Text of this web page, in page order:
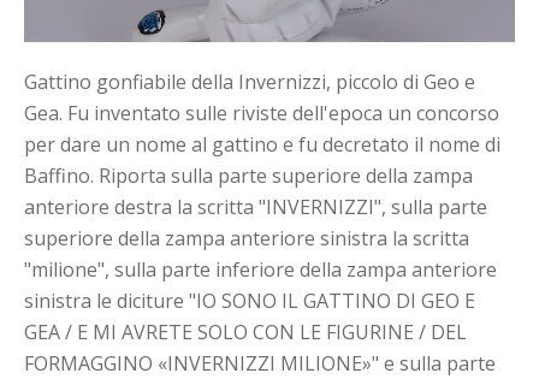
Gattino gonfiabile della Invernizzi, piccolo di Geo e
Gea. Fu inventato sulle riviste dell'epoca un concorso
per dare un nome al gattino e fu decretato il nome di
Baffino. Riporta sulla parte superiore della zampa
anteriore destra la scritta "INVERNIZZI", sulla parte
superiore della zampa anteriore sinistra la scritta
"milione", sulla parte inferiore della zampa anteriore
sinistra le diciture "IO SONO IL GATTINO DI GEO E
GEA / E MI AVRETE SOLO CON LE FIGURINE / DEL
FORMAGGINO «INVERNIZZI MILIONE»" e sulla parte